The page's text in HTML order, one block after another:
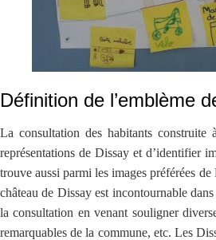
Définition de l’emblème
La consultation des habitants
représentations de Dissay et d’identifier
trouve aussi parmi les images préférées
château de Dissay est incontournable
la consultation en venant souligner
remarquables de la commune, etc. Les